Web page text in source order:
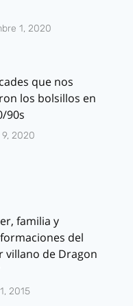
1, 2020
que nos
los bolsillos en
90s
9, 2020
familia y
del
villano de Dragon
2015